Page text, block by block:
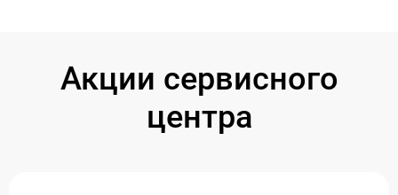
Акции сервисного
центра